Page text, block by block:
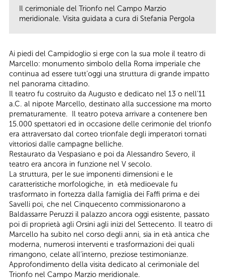
Il cerimoniale del Trionfo nel Campo Marzio
meridionale. Visita guidata a cura di Stefania Pergola
Ai piedi del Campidoglio si erge con la sua mole il teatro di
Marcello: monumento simbolo della Roma imperiale che
continua ad essere tutt’oggi una struttura di grande impatto
nel panorama cittadino.
Il teatro fu costruito da Augusto e dedicato nel 13 o nell’11
a.C. al nipote Marcello, destinato alla successione ma morto
prematuramente. Il teatro poteva arrivare a contenere ben
15.000 spettatori ed in occasione delle cerimonie del trionfo
era attraversato dal corteo trionfale degli imperatori tornati
vittoriosi dalle campagne belliche.
Restaurato da Vespasiano e poi da Alessandro Severo, il
teatro era ancora in funzione nel V secolo.
La struttura, per le sue imponenti dimensioni e le
caratteristiche morfologiche, in età medioevale fu
trasformato in fortezza dalla famiglia dei Faffi prima e dei
Savelli poi, che nel Cinquecento commissionarono a
Baldassarre Peruzzi il palazzo ancora oggi esistente, passato
poi di proprietà agli Orsini agli inizi del Settecento. Il teatro di
Marcello ha subito nel corso degli anni, sia in età antica che
moderna, numerosi interventi e trasformazioni dei quali
rimangono, celate all’interno, preziose testimonianze.
Approfondimento della visita dedicato al cerimoniale del
Trionfo nel Campo Marzio meridionale.